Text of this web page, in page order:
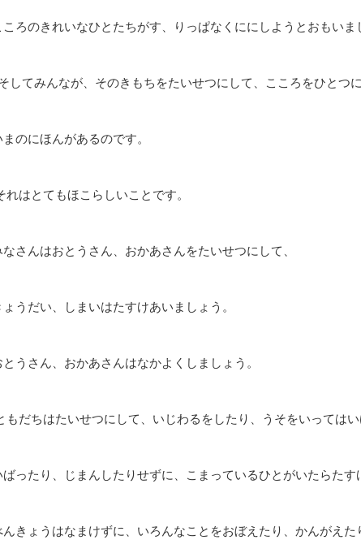
ころのきれいなひとたちがす、りっぱなくににしようとおもいま
してみんなが、そのきもちをたいせつにして、こころをひとつ
まのにほんがあるのです。
れはとてもほこらしいことです。
なさんはおとうさん、おかあさんをたいせつにして、
ょうだい、しまいはたすけあいましょう。
とうさん、おかあさんはなかよくしましょう。
もだちはたいせつにして、いじわるをしたり、うそをいってはい
ばったり、じまんしたりせずに、こまっているひとがいたらたす
んきょうはなまけずに、いろんなことをおぼえたり、かんがえた